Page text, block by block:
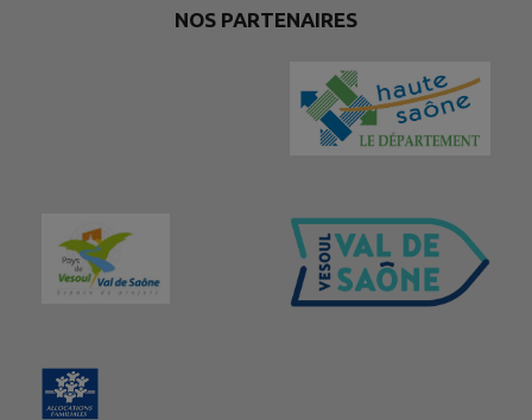
NOS PARTENAIRES